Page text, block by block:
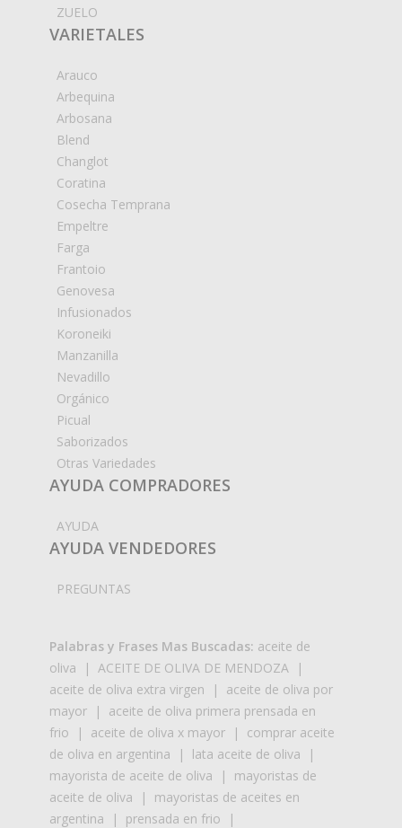
ZUELO
VARIETALES
Arauco
Arbequina
Arbosana
Blend
Changlot
Coratina
Cosecha Temprana
Empeltre
Farga
Frantoio
Genovesa
Infusionados
Koroneiki
Manzanilla
Nevadillo
Orgánico
Picual
Saborizados
Otras Variedades
AYUDA COMPRADORES
AYUDA
AYUDA VENDEDORES
PREGUNTAS
Palabras y Frases Mas Buscadas: aceite de
oliva | ACEITE DE OLIVA DE MENDOZA |
aceite de oliva extra virgen | aceite de oliva por
mayor | aceite de oliva primera prensada en
frio | aceite de oliva x mayor | comprar aceite
de oliva en argentina | lata aceite de oliva |
mayorista de aceite de oliva | mayoristas de
aceite de oliva | mayoristas de aceites en
argentina | prensada en frio |